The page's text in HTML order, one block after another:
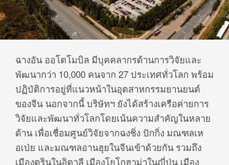
ฉางอัน ออโตโมบิล มีบุคคลากรด้านการวิจัยและ
พัฒนากว่า 10,000 คนจาก 27 ประเทศทั่วโลก พร้อม
ปฏิบัติการอยู่ที่แนวหน้าในอุตสาหกรรมยานยนต์
ของจีน นอกจากนี้ บริษัทฯ ยังได้สร้างเครือค่ายการ
วิจัยและพัฒนาทั่วโลกโดยเน้นความสำคัญในหลาย
ด้าน เพื่อเชื่อมศูนย์วิจัยจากฉงชิ่ง ปักกิ่ง มณฑลเห
อเป่ย และมณฑลอานฮุยในจีนเข้าด้วยกัน รวมถึง
เมืองตูรินในอิตาลี เมืองโยโกฮาม่าในญี่ปุ่น เมือง